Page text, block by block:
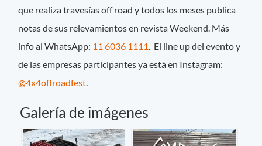
que realiza travesías off road y todos los meses publica
notas de sus relevamientos en revista Weekend. Más
info al WhatsApp: 11 6036 1111. El line up del evento y
de las empresas participantes ya está en Instagram:
@4x4offroadfest.
Galería de imágenes